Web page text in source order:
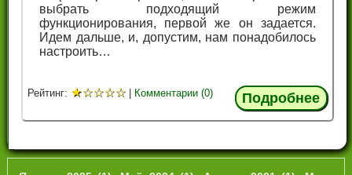
выбрать подходящий режим
функционирования, первой же он задается.
Идем дальше, и, допустим, нам понадобилось
настроить…
Рейтинг: ★☆☆☆☆ Комментарии (0) Подробнее